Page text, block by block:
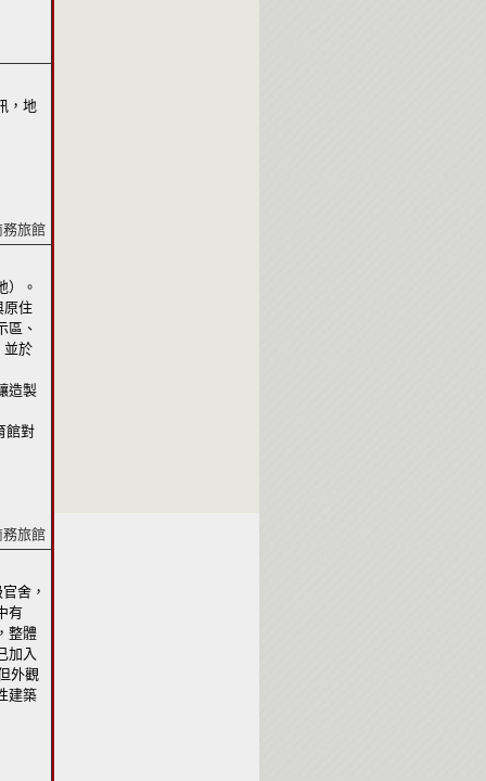
，地
務旅館
）。
原住
區、
並於
造製
館對
務旅館
舍，
有
整體
加入
外觀
建築